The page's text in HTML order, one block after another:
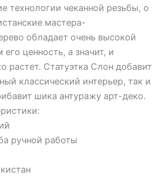
технологии чеканной резьбы, о
мастера-
обладает очень высокой
ценность, а значит, и
растет. Статуэтка Слон добавит
классический интерьер, так и
шика антуражу арт-деко.
ручной работы